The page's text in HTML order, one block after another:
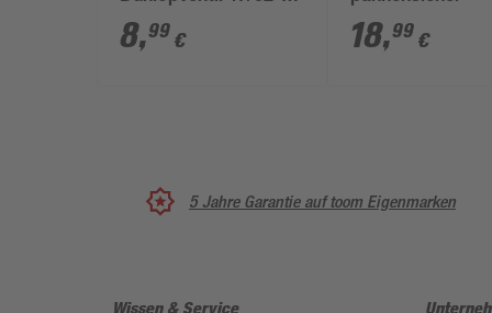
559 BV 40
8,99 € 18,99 €
5 Jahre Garantie auf toom Eigenmarken
Wissen & Service